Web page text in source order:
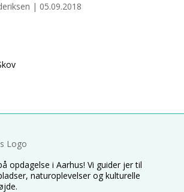
| 05.09.2018
opdagelse i Aarhus! Vi guider jer til
naturoplevelser og kulturelle